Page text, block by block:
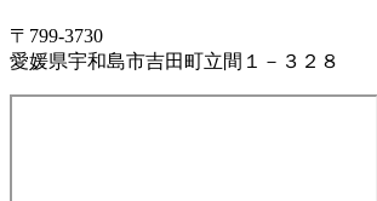
〒799-3730
愛媛県宇和島市吉田町立間１－３２８